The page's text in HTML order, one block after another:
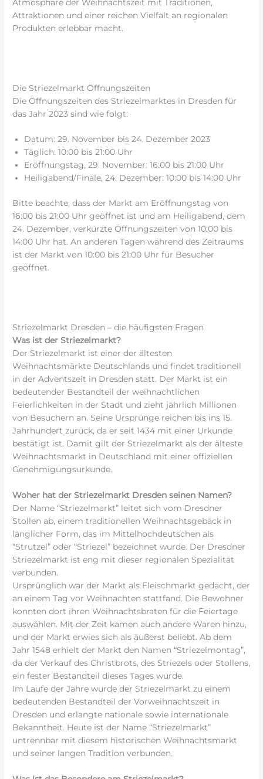
Atmosphäre der Weihnachtszeit mit Traditionen,
Attraktionen und einer reichen Vielfalt an regionalen
Produkten erlebbar macht.
Die Striezelmarkt Öffnungszeiten
Die Öffnungszeiten des Striezelmarktes in Dresden für
das Jahr 2023 sind wie folgt:
Datum: 29. November bis 24. Dezember 2023
Täglich: 10:00 bis 21:00 Uhr
Eröffnungstag, 29. November: 16:00 bis 21:00 Uhr
Heiligabend/Finale, 24. Dezember: 10:00 bis 14:00 Uhr
Bitte beachte, dass der Markt am Eröffnungstag von
16:00 bis 21:00 Uhr geöffnet ist und am Heiligabend, dem
24. Dezember, verkürzte Öffnungszeiten von 10:00 bis
14:00 Uhr hat. An anderen Tagen während des Zeitraums
ist der Markt von 10:00 bis 21:00 Uhr für Besucher
geöffnet.
Striezelmarkt Dresden – die häufigsten Fragen
Was ist der Striezelmarkt?
Der Striezelmarkt ist einer der ältesten
Weihnachtsmärkte Deutschlands und findet traditionell
in der Adventszeit in Dresden statt. Der Markt ist ein
bedeutender Bestandteil der weihnachtlichen
Feierlichkeiten in der Stadt und zieht jährlich Millionen
von Besuchern an. Seine Ursprünge reichen bis ins 15.
Jahrhundert zurück, da er seit 1434 mit einer Urkunde
bestätigt ist. Damit gilt der Striezelmarkt als der älteste
Weihnachtsmarkt in Deutschland mit einer offiziellen
Genehmigungsurkunde.
Woher hat der Striezelmarkt Dresden seinen Namen?
Der Name “Striezelmarkt” leitet sich vom Dresdner
Stollen ab, einem traditionellen Weihnachtsgebäck in
länglicher Form, das im Mittelhochdeutschen als
“Strutzel” oder “Striezel” bezeichnet wurde. Der Dresdner
Striezelmarkt ist eng mit dieser regionalen Spezialität
verbunden.
Ursprünglich war der Markt als Fleischmarkt gedacht, der
an einem Tag vor Weihnachten stattfand. Die Bewohner
konnten dort ihren Weihnachtsbraten für die Feiertage
auswählen. Mit der Zeit kamen auch andere Waren hinzu,
und der Markt erwies sich als äußerst beliebt. Ab dem
Jahr 1548 erhielt der Markt den Namen “Striezelmontag”,
da der Verkauf des Christbrots, des Striezels oder Stollens,
ein fester Bestandteil dieses Tages wurde.
Im Laufe der Jahre wurde der Striezelmarkt zu einem
bedeutenden Bestandteil der Vorweihnachtszeit in
Dresden und erlangte nationale sowie internationale
Bekanntheit. Heute ist der Name “Striezelmarkt”
untrennbar mit diesem historischen Weihnachtsmarkt
und seiner langen Tradition verbunden.